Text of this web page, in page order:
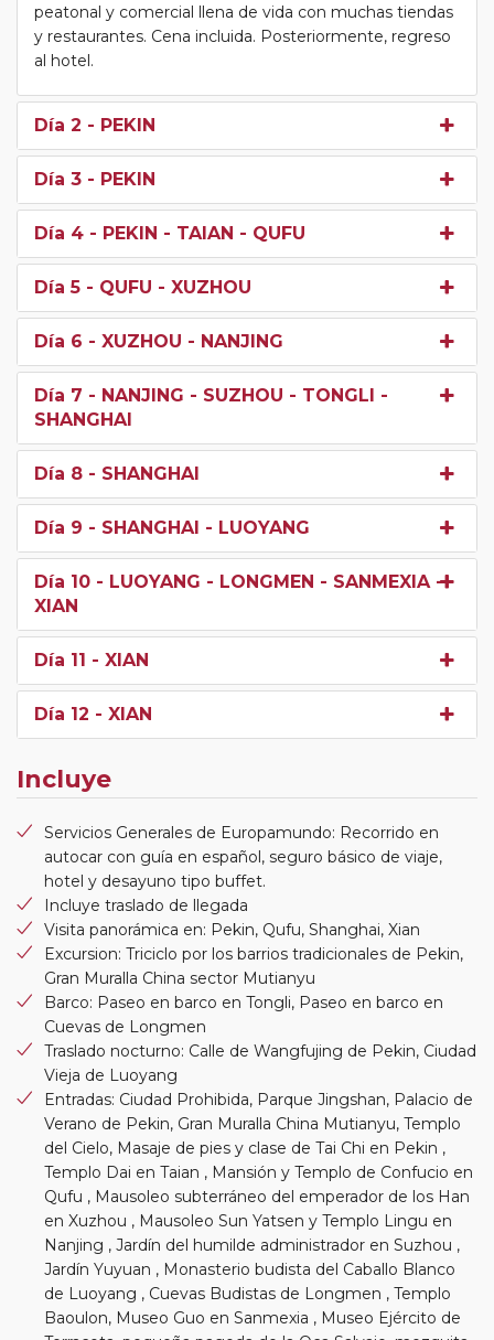
peatonal y comercial llena de vida con muchas tiendas
y restaurantes. Cena incluida. Posteriormente, regreso
al hotel.
Día 2 - PEKIN
Día 3 - PEKIN
Día 4 - PEKIN - TAIAN - QUFU
Día 5 - QUFU - XUZHOU
Día 6 - XUZHOU - NANJING
Día 7 - NANJING - SUZHOU - TONGLI -
SHANGHAI
Día 8 - SHANGHAI
Día 9 - SHANGHAI - LUOYANG
Día 10 - LUOYANG - LONGMEN - SANMEXIA -
XIAN
Día 11 - XIAN
Día 12 - XIAN
Incluye
Servicios Generales de Europamundo: Recorrido en
autocar con guía en español, seguro básico de viaje,
hotel y desayuno tipo buffet.
Incluye traslado de llegada
Visita panorámica en: Pekin, Qufu, Shanghai, Xian
Excursion: Triciclo por los barrios tradicionales de Pekin,
Gran Muralla China sector Mutianyu
Barco: Paseo en barco en Tongli, Paseo en barco en
Cuevas de Longmen
Traslado nocturno: Calle de Wangfujing de Pekin, Ciudad
Vieja de Luoyang
Entradas: Ciudad Prohibida, Parque Jingshan, Palacio de
Verano de Pekin, Gran Muralla China Mutianyu, Templo
del Cielo, Masaje de pies y clase de Tai Chi en Pekin ,
Templo Dai en Taian , Mansión y Templo de Confucio en
Qufu , Mausoleo subterráneo del emperador de los Han
en Xuzhou , Mausoleo Sun Yatsen y Templo Lingu en
Nanjing , Jardín del humilde administrador en Suzhou ,
Jardín Yuyuan , Monasterio budista del Caballo Blanco
de Luoyang , Cuevas Budistas de Longmen , Templo
Baoulon, Museo Guo en Sanmexia , Museo Ejército de